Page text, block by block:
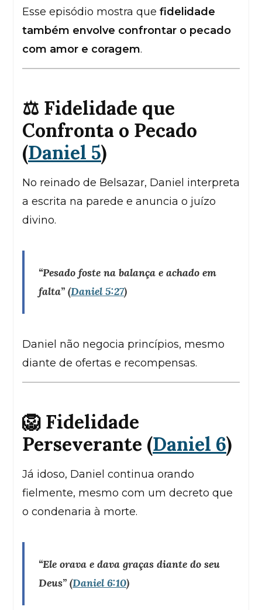
Esse episódio mostra que fidelidade
também envolve confrontar o pecado
com amor e coragem.
⚖️ Fidelidade que
Confronta o Pecado
(Daniel 5)
No reinado de Belsazar, Daniel interpreta
a escrita na parede e anuncia o juízo
divino.
“Pesado foste na balança e achado em
falta” (Daniel 5:27)
Daniel não negocia princípios, mesmo
diante de ofertas e recompensas.
🦁 Fidelidade
Perseverante (Daniel 6)
Já idoso, Daniel continua orando
fielmente, mesmo com um decreto que
o condenaria à morte.
“Ele orava e dava graças diante do seu
Deus” (Daniel 6:10)